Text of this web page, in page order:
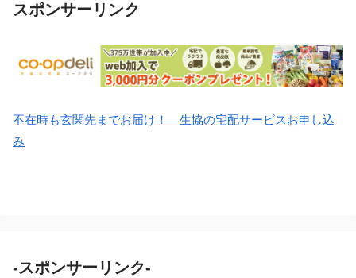
スポンサーリンク
不在時も玄関先までお届け！ 生協の宅配サービスお申し込
み
-スポンサーリンク-